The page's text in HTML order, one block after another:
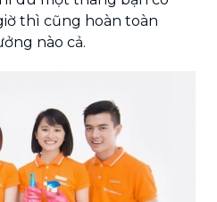
thì cũng hoàn toàn
nào cả.